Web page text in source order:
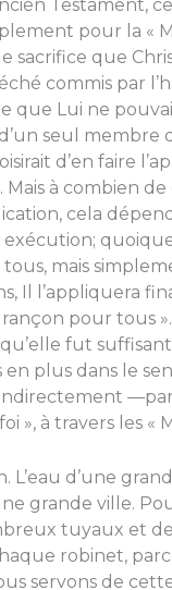
Testament,
pour la «
sacrifice que
commis par
que Lui ne
seul membre
d’en faire
à combien de
cela
exécution;
mais
Il l’appliquera
rançon pour tous
fut
plus dans le
—par
», à travers les «
L’eau d’une
grande ville.
tuyaux et
robinet,
servons de